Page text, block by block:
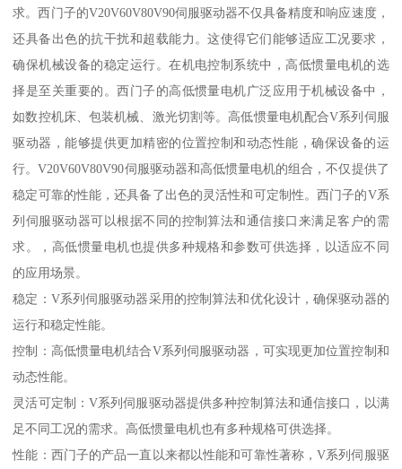
求。西门子的V20V60V80V90伺服驱动器不仅具备精度和响应速度，
还具备出色的抗干扰和超载能力。这使得它们能够适应工况要求，
确保机械设备的稳定运行。在机电控制系统中，高低惯量电机的选
择是至关重要的。西门子的高低惯量电机广泛应用于机械设备中，
如数控机床、包装机械、激光切割等。高低惯量电机配合V系列伺服
驱动器，能够提供更加精密的位置控制和动态性能，确保设备的运
行。V20V60V80V90伺服驱动器和高低惯量电机的组合，不仅提供了
稳定可靠的性能，还具备了出色的灵活性和可定制性。西门子的V系
列伺服驱动器可以根据不同的控制算法和通信接口来满足客户的需
求。，高低惯量电机也提供多种规格和参数可供选择，以适应不同
的应用场景。
稳定：V系列伺服驱动器采用的控制算法和优化设计，确保驱动器的
运行和稳定性能。
控制：高低惯量电机结合V系列伺服驱动器，可实现更加位置控制和
动态性能。
灵活可定制：V系列伺服驱动器提供多种控制算法和通信接口，以满
足不同工况的需求。高低惯量电机也有多种规格可供选择。
性能：西门子的产品一直以来都以性能和可靠性著称，V系列伺服驱